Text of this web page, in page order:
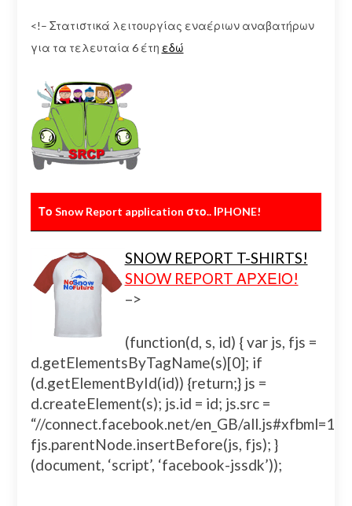
<!– Στατιστικά λειτουργίας εναέριων αναβατήρων
για τα τελευταία 6 έτη εδώ
Το Snow Report application στο.. ΙPHONE!
SNOW REPORT T-SHIRTS!
SNOW REPORT ΑΡΧΕΙΟ!
–>
(function(d, s, id) { var js, fjs =
d.getElementsByTagName(s)[0]; if
(d.getElementById(id)) {return;} js =
d.createElement(s); js.id = id; js.src =
“//connect.facebook.net/en_GB/
fjs.parentNode.insertBefore(js, fjs); }
(document, ‘script’, ‘facebook-jssdk’));